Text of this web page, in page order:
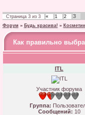
Страница 3из 3 « 1 2 3
Форум » Будь красива! »
Как правильно
ITL
Участник форума
Группа:
Сообщений: 10